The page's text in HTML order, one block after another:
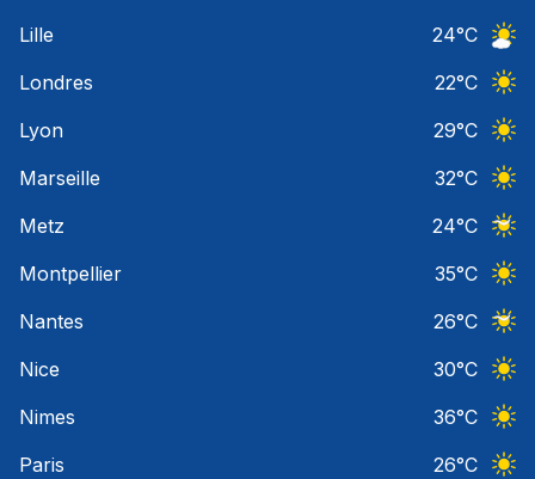
Lille
24°C
Londres
22°C
Lyon
29°C
Marseille
32°C
Metz
24°C
Montpellier
35°C
Nantes
26°C
Nice
30°C
Nimes
36°C
Paris
26°C